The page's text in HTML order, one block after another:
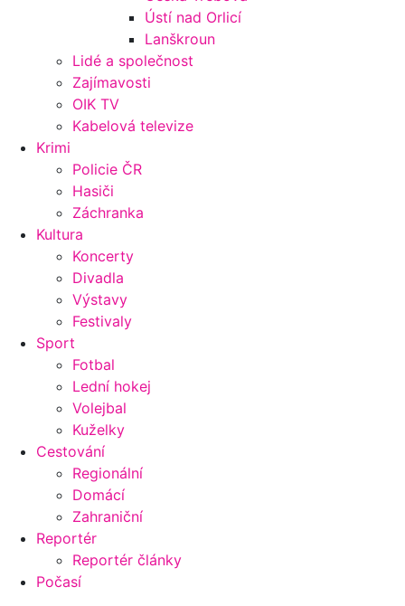
Ústí nad Orlicí
Lanškroun
Lidé a společnost
Zajímavosti
OIK TV
Kabelová televize
Krimi
Policie ČR
Hasiči
Záchranka
Kultura
Koncerty
Divadla
Výstavy
Festivaly
Sport
Fotbal
Lední hokej
Volejbal
Kuželky
Cestování
Regionální
Domácí
Zahraniční
Reportér
Reportér články
Počasí